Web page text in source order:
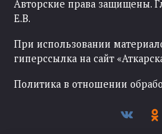
Авторские права защищены.
Е.В.
При использовании
гиперссылка на сайт
Политика в отношении